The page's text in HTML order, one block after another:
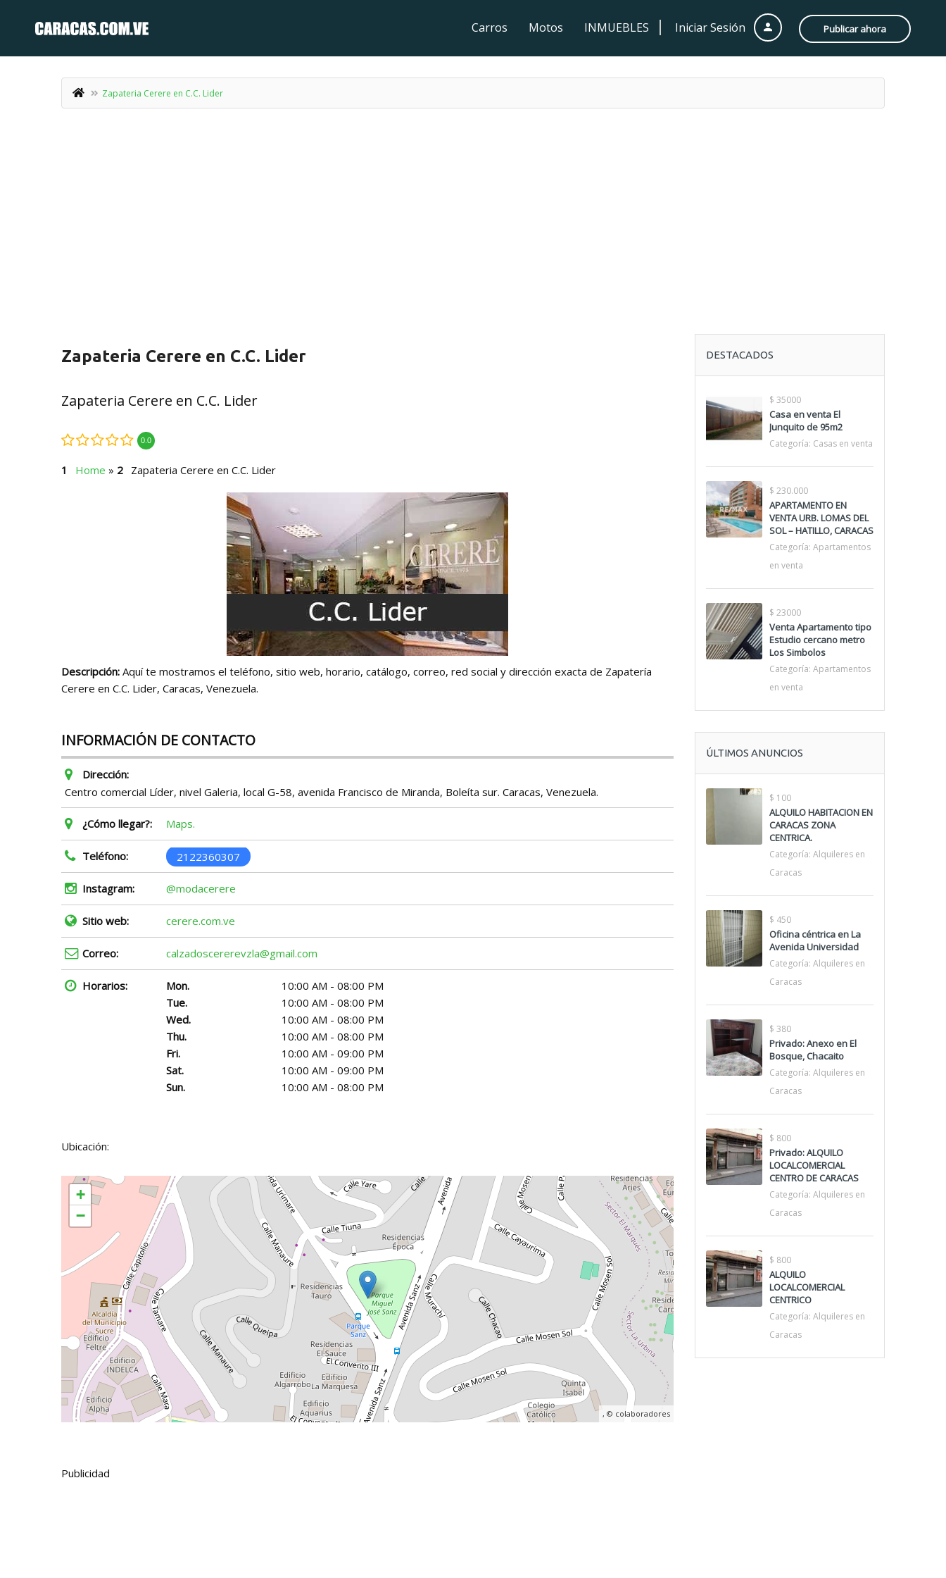
Iniciar Sesión Publicar ahora
Carros Motos INMUEBLES
Zapateria Cerere en C.C. Lider
Zapateria Cerere en C.C. Lider
Zapateria Cerere en C.C. Lider
0.0
Home » Zapateria Cerere en C.C. Lider
Descripción: Aquí te mostramos el teléfono, sitio web, horario, catálogo, correo, red social y dirección exacta de Zapatería
Cerere en C.C. Lider, Caracas, Venezuela.
INFORMACIÓN DE CONTACTO
Dirección:
Centro comercial Líder, nivel Galeria, local G-58, avenida Francisco de Miranda, Boleíta sur. Caracas, Venezuela.
¿Cómo llegar?: Maps.
Teléfono: 2122360307
Instagram: @modacerere
Sitio web: cerere.com.ve
Correo: calzadoscererevzla@gmail.com
Horarios: Mon.
10:00 AM - 08:00 PM
Tue.
10:00 AM - 08:00 PM
Wed.
10:00 AM - 08:00 PM
Thu.
10:00 AM - 08:00 PM
Fri.
10:00 AM - 09:00 PM
Sat.
10:00 AM - 09:00 PM
Sun.
10:00 AM - 08:00 PM
Ubicación:
+
−
, © colaboradores
Publicidad
DESTACADOS
$ 35000
Casa en venta El
Junquito de 95m2
Categoría: Casas en venta
$ 230.000
APARTAMENTO EN
VENTA URB. LOMAS DEL
SOL – HATILLO, CARACAS
Categoría: Apartamentos
en venta
$ 23000
Venta Apartamento tipo
Estudio cercano metro
Los Simbolos
Categoría: Apartamentos
en venta
ÚLTIMOS ANUNCIOS
$ 100
ALQUILO HABITACION EN
CARACAS ZONA
CENTRICA.
Categoría: Alquileres en
Caracas
$ 450
Oficina céntrica en La
Avenida Universidad
Categoría: Alquileres en
Caracas
$ 380
Privado: Anexo en El
Bosque, Chacaito
Categoría: Alquileres en
Caracas
$ 800
Privado: ALQUILO
LOCALCOMERCIAL
CENTRO DE CARACAS
Categoría: Alquileres en
Caracas
$ 800
ALQUILO
LOCALCOMERCIAL
CENTRICO
Categoría: Alquileres en
Caracas